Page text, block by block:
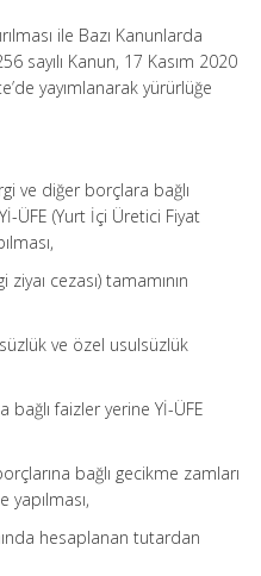
ile Bazı Kanunlarda
sayılı Kanun, 17 Kasım 2020
yayımlanarak yürürlüğe
ve diğer borçlara bağlı
ÜFE (Yurt İçi Üretici Fiyat
cezası) tamamının
ve özel usulsüzlük
faizler yerine Yİ-ÜFE
bağlı gecikme zamları
yapılması,
hesaplanan tutardan